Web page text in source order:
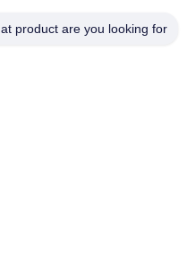
الأحداث
product are you looking for?